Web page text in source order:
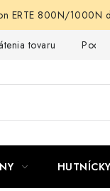
ERTE 800N/1000N
tovaru